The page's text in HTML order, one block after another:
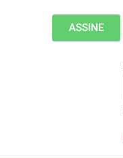
ASSINE